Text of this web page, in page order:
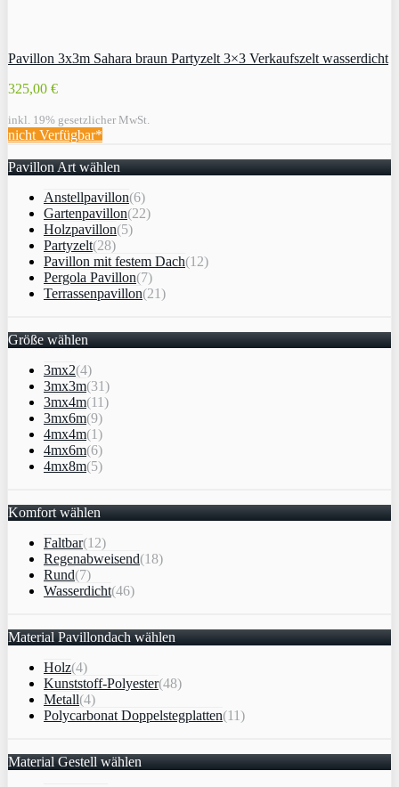
Pavillon 3x3m Sahara braun Partyzelt 3×3 Verkaufszelt wasserdicht
325,00 €
inkl. 19% gesetzlicher MwSt.
nicht Verfügbar*
Pavillon Art wählen
Anstellpavillon(6)
Gartenpavillon(22)
Holzpavillon(5)
Partyzelt(28)
Pavillon mit festem Dach(12)
Pergola Pavillon(7)
Terrassenpavillon(21)
Größe wählen
3mx2(4)
3mx3m(31)
3mx4m(11)
3mx6m(9)
4mx4m(1)
4mx6m(6)
4mx8m(5)
Komfort wählen
Faltbar(12)
Regenabweisend(18)
Rund(7)
Wasserdicht(46)
Material Pavillondach wählen
Holz(4)
Kunststoff-Polyester(48)
Metall(4)
Polycarbonat Doppelstegplatten(11)
Material Gestell wählen